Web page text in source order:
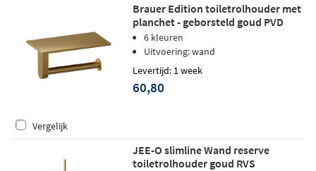
Brauer Edition toiletrolhouder met
planchet - geborsteld goud PVD
6 kleuren
Uitvoering: wand
Levertijd: 1 week
60,80
Vergelijk
JEE-O slimline Wand reserve
toiletrolhouder goud RVS